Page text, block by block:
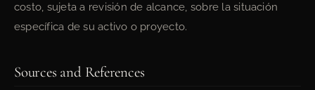
costo, sujeta a revisión de alcance, sobre la situación
específica de su activo o proyecto.
Sources and References